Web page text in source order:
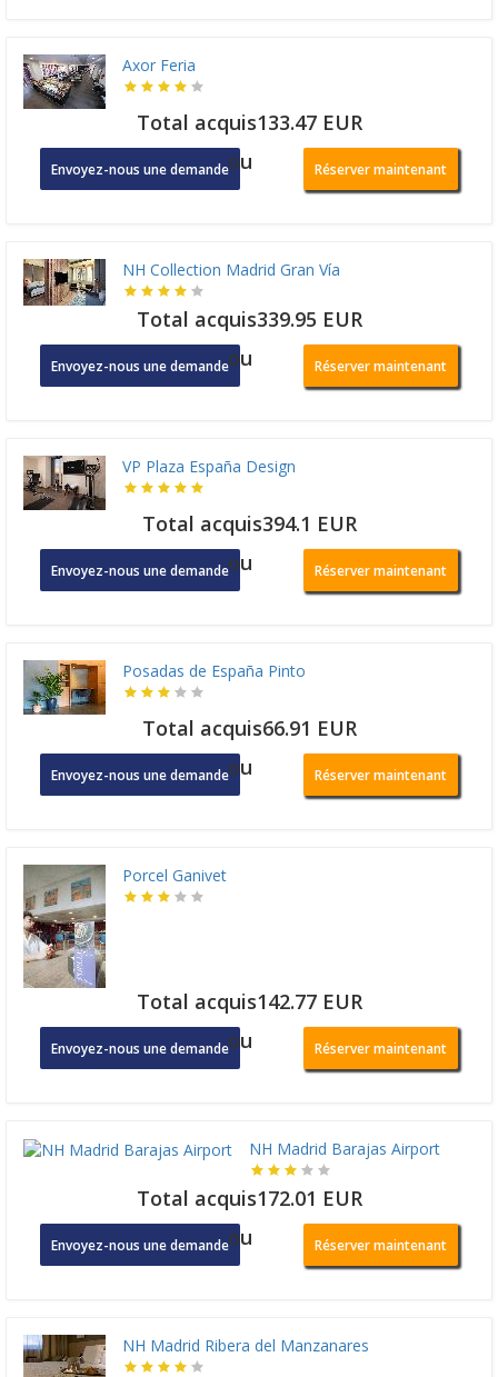
Axor Feria
Total acquis133.47 EUR
Envoyez-nous une demandeou Réserver maintenant
NH Collection Madrid Gran Vía
Total acquis339.95 EUR
Envoyez-nous une demandeou Réserver maintenant
VP Plaza España Design
Total acquis394.1 EUR
Envoyez-nous une demandeou Réserver maintenant
Posadas de España Pinto
Total acquis66.91 EUR
Envoyez-nous une demandeou Réserver maintenant
Porcel Ganivet
Total acquis142.77 EUR
Envoyez-nous une demandeou Réserver maintenant
NH Madrid Barajas Airport
Total acquis172.01 EUR
Envoyez-nous une demandeou Réserver maintenant
NH Madrid Ribera del Manzanares